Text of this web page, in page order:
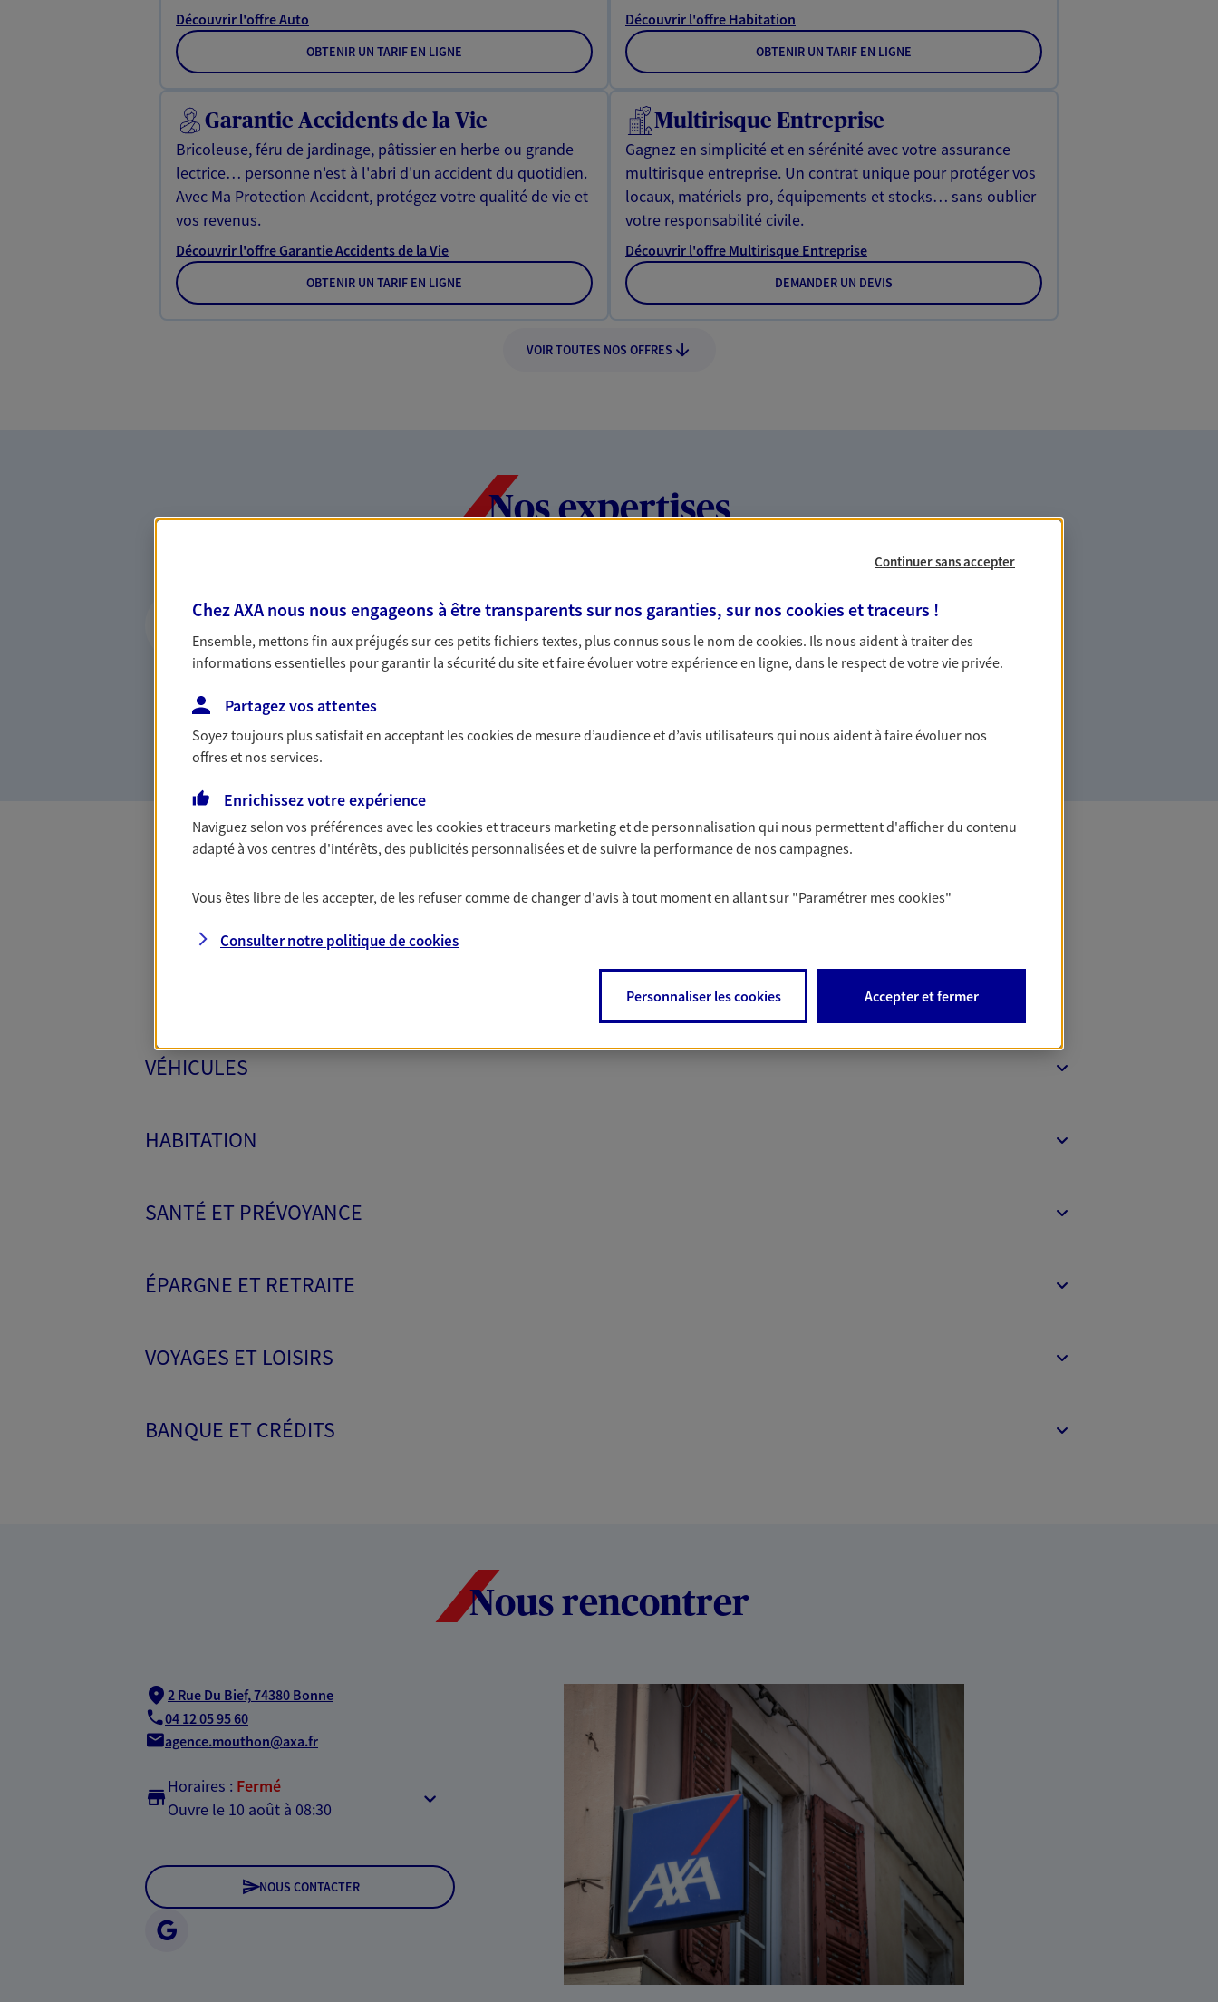
Découvrir l'offre Auto
OBTENIR UN TARIF EN LIGNE
Découvrir l'offre Habitation
OBTENIR UN TARIF EN LIGNE
Garantie Accidents de la Vie
Bricoleuse, féru de jardinage, pâtissier en herbe ou grande
lectrice… personne n'est à l'abri d'un accident du quotidien.
Avec Ma Protection Accident, protégez votre qualité de vie et
vos revenus.
Découvrir l'offre Garantie Accidents de la Vie
OBTENIR UN TARIF EN LIGNE
Multirisque Entreprise
Gagnez en simplicité et en sérénité avec votre assurance
multirisque entreprise. Un contrat unique pour protéger vos
locaux, matériels pro, équipements et stocks… sans oublier
votre responsabilité civile.
Découvrir l'offre Multirisque Entreprise
DEMANDER UN DEVIS
VOIR TOUTES NOS OFFRES
Nos expertises
Vous accompagner dans la durée et la
confiance
Vous accompagner dans vos projets de vie tout au long de
la confiance et la proximité. C'est en apprenant à vous
connaître que nous proposons de meilleures solutions.
Accompagner les professionnels et les
entreprises
Comme vous, nous sommes des indépendants. Nous
votre famille.
VÉHICULES
HABITATION
SANTÉ ET PRÉVOYANCE
ÉPARGNE ET RETRAITE
VOYAGES ET LOISIRS
BANQUE ET CRÉDITS
Nous rencontrer
2 Rue Du Bief,74380 Bonne
04 12 05 95 60
agence.mouthon@axa.fr
Horaires : Fermé
Ouvre le 10 août à 08:30
NOUS CONTACTER
Continuer sans accepter
Chez AXA nous nous engageons à être transparents sur nos garanties, sur nos cookies et traceurs !
Ensemble, mettons fin aux préjugés sur ces petits fichiers textes, plus connus sous le nom decookies. Ils nous aident à traiter des
informations essentielles pour garantir la sécurité du site et faire évoluer votre expérience en ligne, dans le respect de votre vie privée.
Partagez vos attentes
Soyez toujours plus satisfait en acceptant lescookiesde mesure d’audience et d’avis utilisateurs qui nous aident à faire évoluer nos
offres et nos services.
Enrichissez votre expérience
Naviguez selon vos préférences avec lescookies et traceurs marketing et de personnalisation qui nous permettent d'afficher du contenu
adapté à vos centres d'intérêts, des publicités personnalisées et de suivre la performance de nos campagnes.
Vous êtes libre de les accepter, de les refuser comme de changer d'avis à tout moment en allant sur "Paramétrer mescookies"
Consulter notre politique decookies
Personnaliser les cookies Accepter et fermer